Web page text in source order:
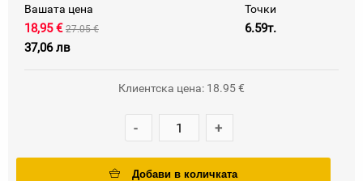
Вашата цена
18,95 € 27.05 €
37,06 лв
Точки
6.59т.
Клиентска цена: 18.95 €
- +
Добави в количката